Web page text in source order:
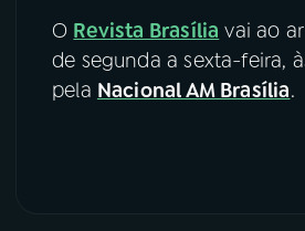
O Revista Brasília vai ao ar
de segunda a sexta-feira,
pela Nacional AM Brasília.